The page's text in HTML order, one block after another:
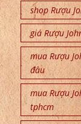
shop Rượu
giá Rượu
mua Rượu
đâu
mua Rượu
tphcm